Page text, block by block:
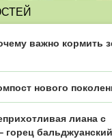
важно кормить
нового
лиана с
горец бальджуанский